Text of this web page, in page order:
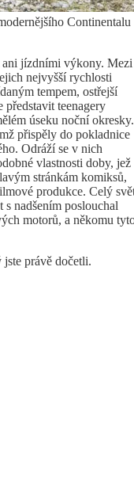
Continentalu
ani jízdními výkony. Mezi
nejvyšší rychlosti
tempem, ostřejší
představit teenagery
úseku noční okresky.
přispěly do pokladnice
Odráží se v nich
vlastnosti doby, jež
stránkám komiksů,
produkce. Celý
nadšením poslouchal
motorů, a někomu
právě dočetli.